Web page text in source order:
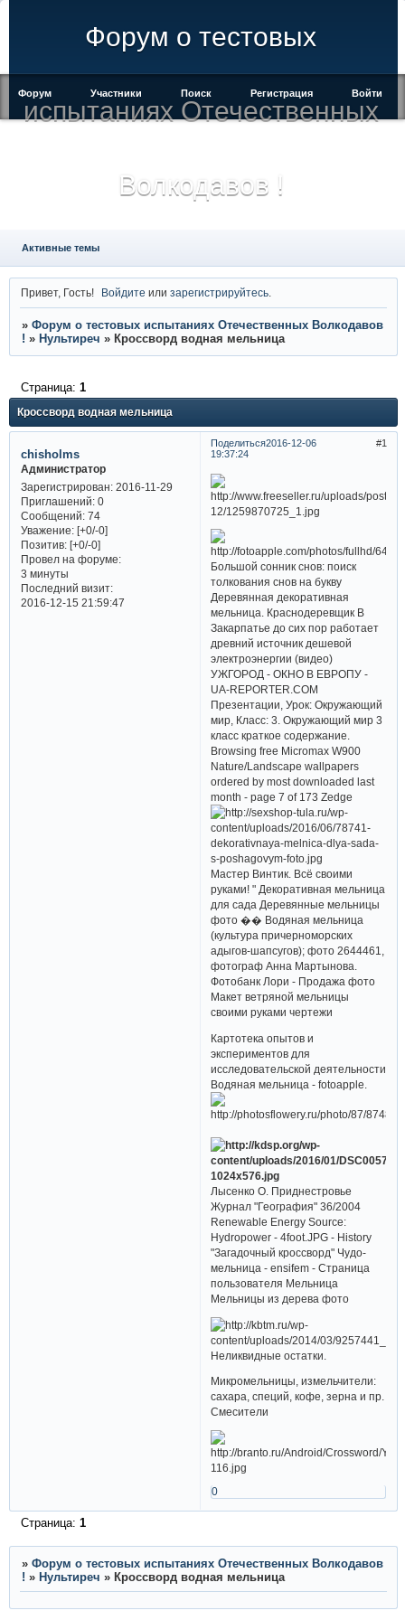
Форум о тестовых
испытаниях Отечественных
Волкодавов !
Форум Участники Поиск Регистрация Войти
Активные темы
Привет, Гость! Войдите илизарегистрируйтесь
» Форум о тестовых испытаниях Отечественных Волкодавов
! » Нультиреч » Кроссворд водная мельница
Кроссворд водная мельница
Страница: 1
Поделиться 1
2016-12-06
19:37:24
chisholms
Администратор
Зарегистрирован: 2016-11-29
Приглашений:0
Сообщений:74
Уважение: [+0/-0]
Позитив: [+0/-0]
Провел на форуме:
3 минуты
Последний визит:
2016-12-15 21:59:47
Большой сонник снов: поиск
толкования снов на букву
Деревянная декоративная
мельница. Краснодеревщик В
Закарпатье до сих пор работает
древний источник дешевой
электроэнергии (видео)
УЖГОРОД - ОКНО В ЕВРОПУ -
UA-REPORTER.COM
Презентации, Урок: Окружающий
мир, Класс: 3. Окружающий мир 3
класс краткое содержание.
Browsing free Micromax W900
Nature/Landscape wallpapers
ordered by most downloaded last
month - page 7 of 173 Zedge
Мастер Винтик. Всё своими
руками! " Декоративная мельница
для сада Деревянные мельницы
фото �� Водяная мельница
(культура причерноморских
адыгов-шапсугов); фото 2644461,
фотограф Анна Мартынова.
Фотобанк Лори - Продажа фото
Макет ветряной мельницы
своими руками чертежи
Картотека опытов и
экспериментов для
исследовательской деятельности
Водяная мельница - fotoapple.
Лысенко О. Приднестровье
Журнал "География" 36/2004
Renewable Energy Source:
Hydropower - 4foot.JPG - History
"Загадочный кроссворд" Чудо-
мельница - ensifem - Страница
пользователя Мельница
Мельницы из дерева фото
Неликвидные остатки.
Микромельницы, измельчители:
сахара, специй, кофе, зерна и пр.
Смесители
0
Страница: 1
» Форум о тестовых испытаниях Отечественных Волкодавов
! » Нультиреч » Кроссворд водная мельница